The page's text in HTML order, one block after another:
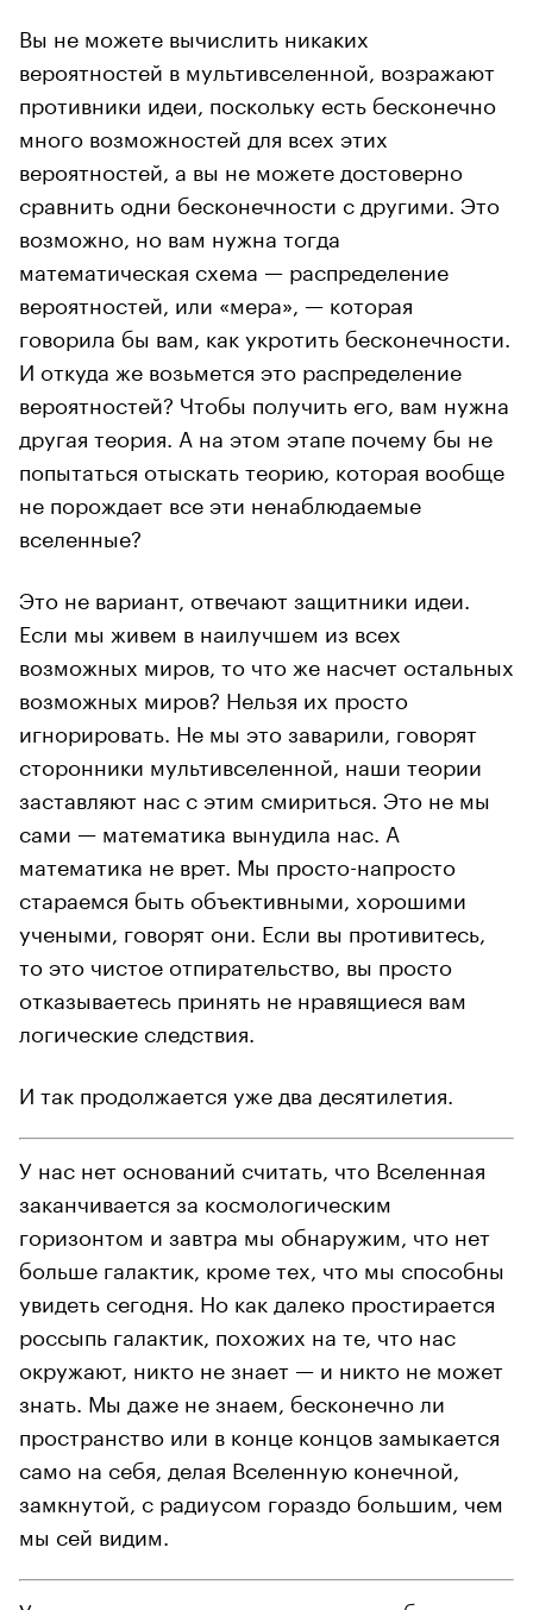
Вы не можете вычислить никаких
вероятностей в мультивселенной, возражают
противники идеи, поскольку есть бесконечно
много возможностей для всех этих
вероятностей, а вы не можете достоверно
сравнить одни бесконечности с другими. Это
возможно, но вам нужна тогда
математическая схема — распределение
вероятностей, или «мера», — которая
говорила бы вам, как укротить бесконечности.
И откуда же возьмется это распределение
вероятностей? Чтобы получить его, вам нужна
другая теория. А на этом этапе почему бы не
попытаться отыскать теорию, которая вообще
не порождает все эти ненаблюдаемые
вселенные?
Это не вариант, отвечают защитники идеи.
Если мы живем в наилучшем из всех
возможных миров, то что же насчет остальных
возможных миров? Нельзя их просто
игнорировать. Не мы это заварили, говорят
сторонники мультивселенной, наши теории
заставляют нас с этим смириться. Это не мы
сами — математика вынудила нас. А
математика не врет. Мы просто-напросто
стараемся быть объективными, хорошими
учеными, говорят они. Если вы противитесь,
то это чистое отпирательство, вы просто
отказываетесь принять не нравящиеся вам
логические следствия.
И так продолжается уже два десятилетия.
У нас нет оснований считать, что Вселенная
заканчивается за космологическим
горизонтом и завтра мы обнаружим, что нет
больше галактик, кроме тех, что мы способны
увидеть сегодня. Но как далеко простирается
россыпь галактик, похожих на те, что нас
окружают, никто не знает — и никто не может
знать. Мы даже не знаем, бесконечно ли
пространство или в конце концов замыкается
само на себя, делая Вселенную конечной,
замкнутой, с радиусом гораздо большим, чем
мы сей видим.